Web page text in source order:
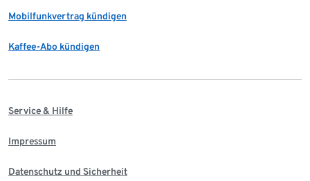
Mobilfunkvertrag kündigen
Kaffee-Abo kündigen
Service & Hilfe
Impressum
Datenschutz und Sicherheit